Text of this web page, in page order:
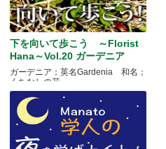
下を向いて歩こう ～Florist
Hana～Vol.20 ガーデニア
ガーデニア；英名Gardenia 和名；
くちなしの花 .....